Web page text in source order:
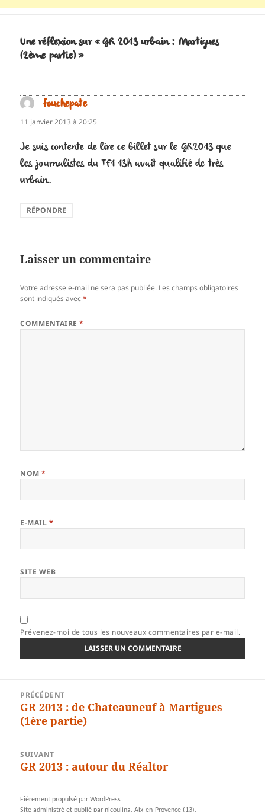
Une réflexion sur « GR 2013 urbain : Martigues
(2ème partie) »
fouchepatedit :
11 janvier 2013 à 20:25
Je suis contente de lire ce billet sur le GR2013 que
les journalistes du TF1 13h avait qualifié de très
urbain.
RÉPONDRE
Laisser un commentaire
Votre adresse e-mail ne sera pas publiée. Les champs obligatoires
sont indiqués avec*
COMMENTAIRE*
NOM*
E-MAIL *
SITE WEB
Prévenez-moi de tous les nouveaux commentaires par e-mail.
l’article
PRÉCÉDENT
Article
précédent :
GR 2013 : de Chateauneuf à Martigues
(1ère partie)
SUIVANT
Article
GR 2013 : autour du Réaltor
Fièrement propulsé par WordPress
Site administré et publié par nicoulina, Aix-en-Provence (13),